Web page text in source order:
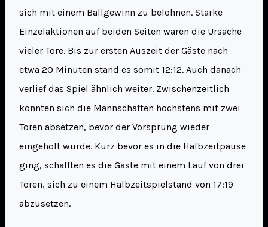
sich mit einem Ballgewinn zu belohnen. Starke
Einzelaktionen auf beiden Seiten waren die Ursache
vieler Tore. Bis zur ersten Auszeit der Gäste nach
etwa 20 Minuten stand es somit 12:12. Auch danach
verlief das Spiel ähnlich weiter. Zwischenzeitlich
konnten sich die Mannschaften höchstens mit zwei
Toren absetzen, bevor der Vorsprung wieder
eingeholt wurde. Kurz bevor es in die Halbzeitpause
ging, schafften es die Gäste mit einem Lauf von drei
Toren, sich zu einem Halbzeitspielstand von 17:19
abzusetzen.